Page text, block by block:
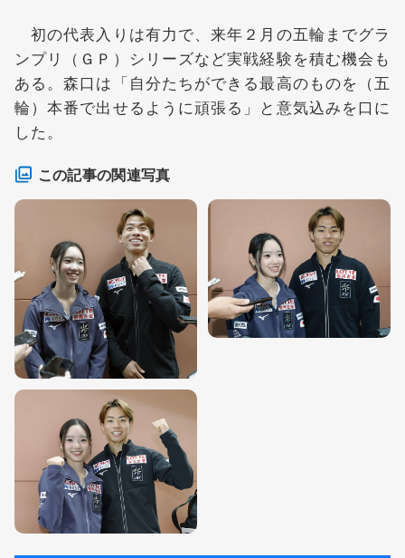
初の代表入りは有力で、来年２月の五輪までグラ
ンプリ（ＧＰ）シリーズなど実戦経験を積む機会も
ある。森口は「自分たちができる最高のものを（五
輪）本番で出せるように頑張る」と意気込みを口に
した。
この記事の関連写真